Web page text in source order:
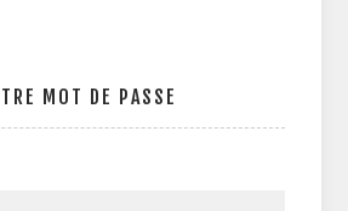
MOT DE PASSE